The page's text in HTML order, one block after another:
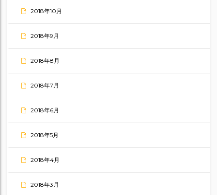
2018年10月
2018年9月
2018年8月
2018年7月
2018年6月
2018年5月
2018年4月
2018年3月